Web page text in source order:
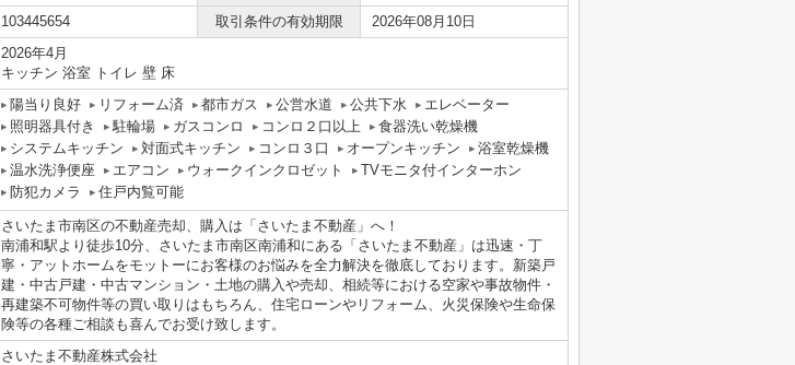
103445654 取引条件の有効期限 2026年08月10日
2026年4月
キッチン 浴室 トイレ 壁 床
陽当り良好 リフォーム済 都市ガス 公営水道 公共下水
エレベーター
照明器具付き
駐輪場 ガスコンロ コンロ２口以上
食器洗い乾燥機
システムキッチン
対面式キッチン コンロ３口 オープンキッチン
浴室乾燥機
温水洗浄便座
エアコン ウォークインクロゼット
TVモニタ付インターホン
防犯カメラ
住戸内覧可能
さいたま市南区の不動産売却、購入は「さいたま不動産」へ！
南浦和駅より徒歩10分、さいたま市南区南浦和にある「さいたま不動産」は迅速・丁
寧・アットホームをモットーにお客様のお悩みを全力解決を徹底しております。新築戸
建・中古戸建・中古マンション・土地の購入や売却、相続等における空家や事故物件・
再建築不可物件等の買い取りはもちろん、住宅ローンやリフォーム、火災保険や生命保
険等の各種ご相談も喜んでお受け致します。
さいたま不動産株式会社